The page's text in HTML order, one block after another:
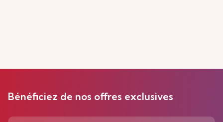
Bénéficiez de nos offres exclusives